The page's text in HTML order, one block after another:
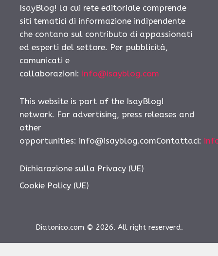
IsayBlog! la cui rete editoriale comprende
siti tematici di informazione indipendente
che contano sul contributo di appassionati
ed esperti del settore. Per pubblicità,
comunicati e
collaborazioni: info@isayblog.com
This website is part of the IsayBlog!
network. For advertising, press releases and
other
opportunities: info@isayblog.comContattaci:
Dichiarazione sulla Privacy (UE)
Cookie Policy (UE)
Diatonico.com © 2026. All right reserverd.